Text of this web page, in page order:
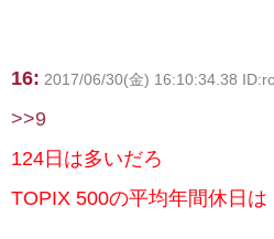
16: 2017/06/30(金) 16:10:34.38
>>9
124日は多いだろ
TOPIX 500の平均年間休日は